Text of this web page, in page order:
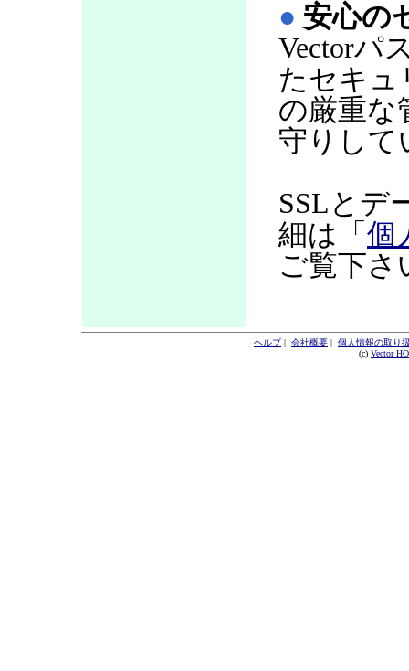
● 安心の
Vectorパ
たセキュ
の厳重な
守りして
SSLとデ
細は「 個
ご覧下さ
ヘルプ| 会社概要 | 個人情報の取り
(c) Vector